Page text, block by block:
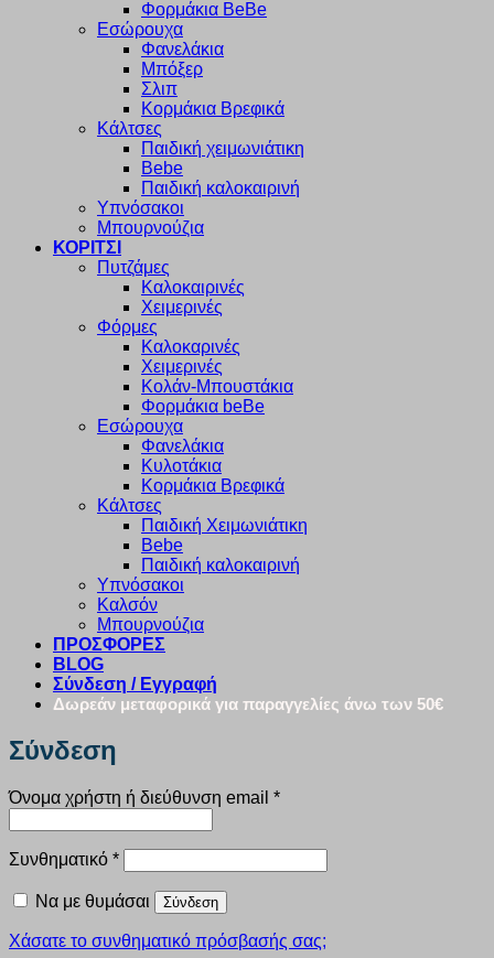
Φορμάκια BeBe
Εσώρουχα
Φανελάκια
Μπόξερ
Σλιπ
Κορμάκια Βρεφικά
Κάλτσες
Παιδική χειμωνιάτικη
Bebe
Παιδική καλοκαιρινή
Υπνόσακοι
Μπουρνούζια
ΚΟΡΙΤΣΙ
Πυτζάμες
Καλοκαιρινές
Χειμερινές
Φόρμες
Καλοκαρινές
Χειμερινές
Κολάν-Μπουστάκια
Φορμάκια beBe
Εσώρουχα
Φανελάκια
Κυλοτάκια
Κορμάκια Βρεφικά
Κάλτσες
Παιδική Χειμωνιάτικη
Bebe
Παιδική καλοκαιρινή
Υπνόσακοι
Καλσόν
Μπουρνούζια
ΠΡΟΣΦΟΡΕΣ
BLOG
Σύνδεση / Εγγραφή
Δωρεάν μεταφορικά για παραγγελίες άνω των 50€
Σύνδεση
Όνομα χρήστη ή διεύθυνση email *Απαιτείται
Συνθηματικό *Απαιτείται
Να με θυμάσαι Σύνδεση
Χάσατε το συνθηματικό πρόσβασής σας;